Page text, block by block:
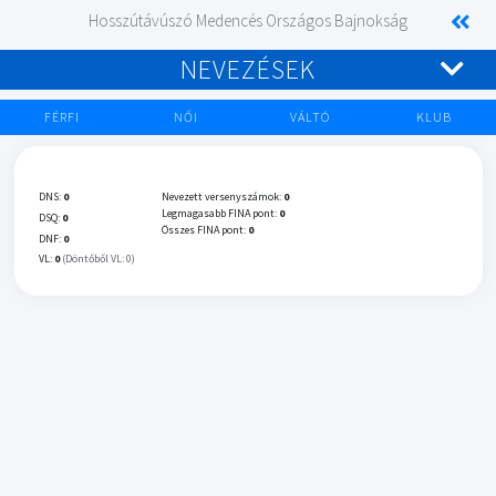
Hosszútávúszó Medencés Országos Bajnokság
NEVEZÉSEK
FÉRFI NŐI VÁLTÓ KLUB
DNS: 0
DSQ: 0
DNF: 0
VL: 0 (Döntőből VL: 0)
Nevezett versenyszámok: 0
Legmagasabb FINA pont: 0
Összes FINA pont: 0